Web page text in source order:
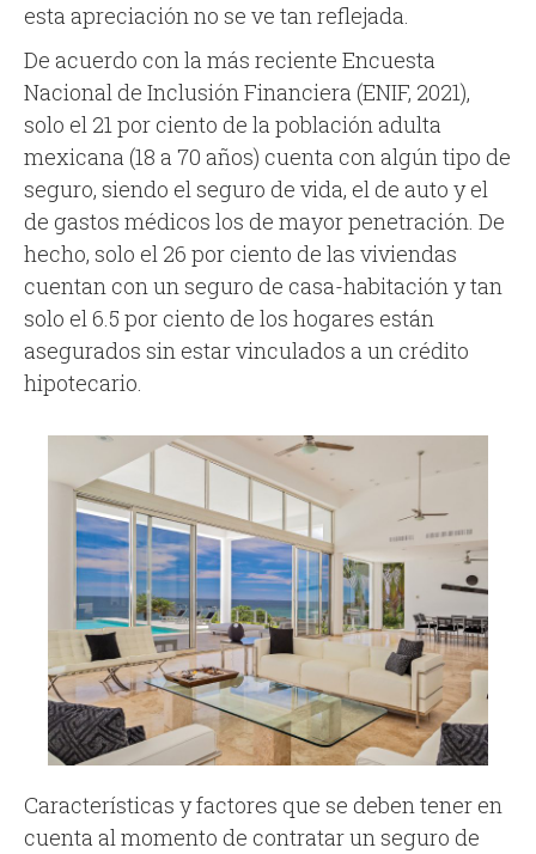
esta apreciación no se ve tan reflejada.
De acuerdo con la más reciente Encuesta
Nacional de Inclusión Financiera (ENIF, 2021),
solo el 21 por ciento de la población adulta
mexicana (18 a 70 años) cuenta con algún tipo de
seguro, siendo el seguro de vida, el de auto y el
de gastos médicos los de mayor penetración. De
hecho, solo el 26 por ciento de las viviendas
cuentan con un seguro de casa-habitación y tan
solo el 6.5 por ciento de los hogares están
asegurados sin estar vinculados a un crédito
hipotecario.
Características y factores que se deben tener en
cuenta al momento de contratar un seguro de